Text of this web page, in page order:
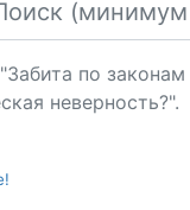
по
неверность?".